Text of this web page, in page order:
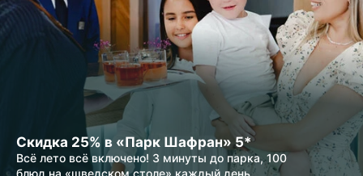
Скидка 25% в «Парк Шафран» 5*
Всё лето всё включено! 3 минуты до парка, 100
блюд на «шведском столе» каждый день,